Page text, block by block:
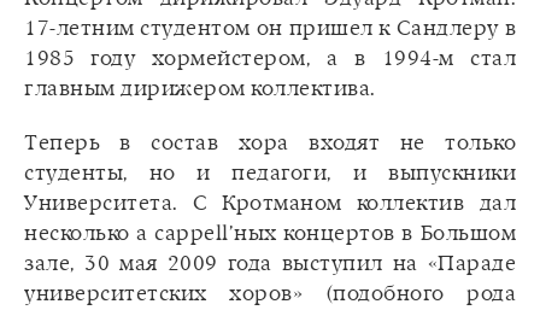
17-летним студентом он пришел к Сандлеру в
1985 году хормейстером, а в 1994-м стал
главным дирижером коллектива.
Теперь в состав хора входят не только
студенты, но и педагоги, и выпускники
Университета. С Кротманом коллектив дал
несколько a cappell’ных концертов в Большом
зале, 30 мая 2009 года выступил на «Параде
университетских хоров» (подобного рода